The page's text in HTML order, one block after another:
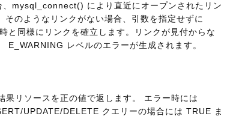
、mysql_connect() により直近にオープンされたリン
そのようなリンクがない場合、引数を指定せずに
同様にリンクを確立します。リンクが見付からな
E_WARNING レベルのエラーが生成されます。
果リソースを正の値で返します。 エラー時には
UPDATE/DELETE クエリーの場合には TRUE ま